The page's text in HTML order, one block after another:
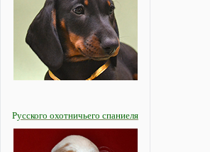
Русского охотничьего спаниеля